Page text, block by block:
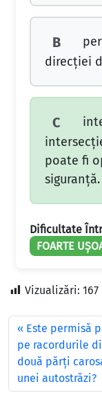
B
direcţiei
C
poate fi
siguranţă.
Dificultate
FOARTE
Vizualizări: 167
Este permisă
pe racordurile
două părţi
unei autostrăzi?